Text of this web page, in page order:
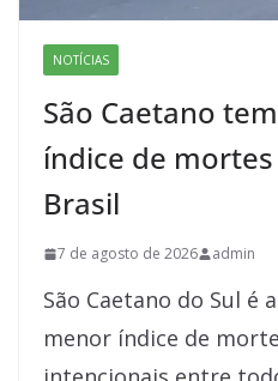
NOTÍCIAS
São Caetano
índice de
Brasil
7 de agosto de 2026 admin
São Caetano do Sul é
menor índice de